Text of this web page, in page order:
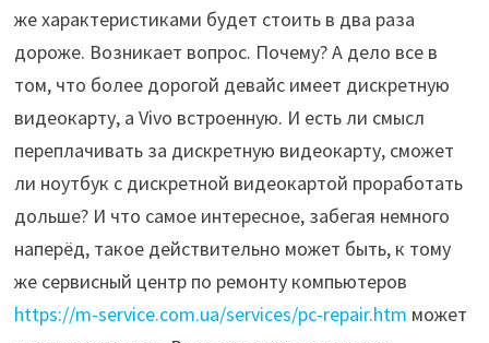
же характеристиками будет стоить в два раза
дороже. Возникает вопрос. Почему? А дело все в
том, что более дорогой девайс имеет дискретную
видеокарту, а Vivo встроенную. И есть ли смысл
переплачивать за дискретную видеокарту, сможет
ли ноутбук с дискретной видеокартой проработать
дольше? И что самое интересное, забегая немного
наперёд, такое действительно может быть, к тому
же сервисный центр по ремонту компьютеров
https://m-service.com.ua/services/pc-repair.htm может